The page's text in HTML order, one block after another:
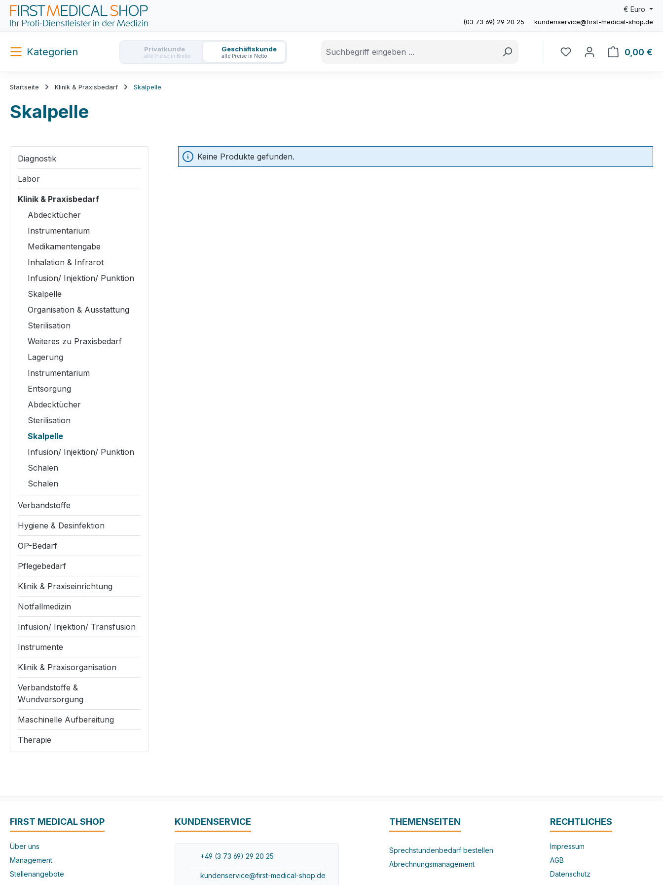
Hauptinhalt springen
Zur Suche springen
Zur Hauptnavigation springen
(03 73 69) 29 20 25 kundenservice@first-medical-shop.de
€ Euro
Kategorien Privatkunde
alle Preise in Brutto
Geschäftskunde
alle Preise in Netto 0,00 €
Startseite Klinik & Praxisbedarf Skalpelle
Skalpelle
Diagnostik
Labor
Klinik & Praxisbedarf
Abdecktücher
Instrumentarium
Medikamentengabe
Inhalation & Infrarot
Infusion/ Injektion/ Punktion
Skalpelle
Organisation & Ausstattung
Sterilisation
Weiteres zu Praxisbedarf
Lagerung
Instrumentarium
Entsorgung
Abdecktücher
Sterilisation
Skalpelle
Infusion/ Injektion/ Punktion
Schalen
Schalen
Verbandstoffe
Hygiene & Desinfektion
OP-Bedarf
Pflegebedarf
Klinik & Praxiseinrichtung
Notfallmedizin
Infusion/ Injektion/ Transfusion
Instrumente
Klinik & Praxisorganisation
Verbandstoffe &
Wundversorgung
Maschinelle Aufbereitung
Therapie
Keine Produkte gefunden.
FIRST MEDICAL SHOP
Über uns
Management
Stellenangebote
KUNDENSERVICE
+49 (3 73 69) 29 20 25
kundenservice@first-medical-shop.de
THEMENSEITEN
Sprechstundenbedarf bestellen
Abrechnungsmanagement
RECHTLICHES
Impressum
AGB
Datenschutz